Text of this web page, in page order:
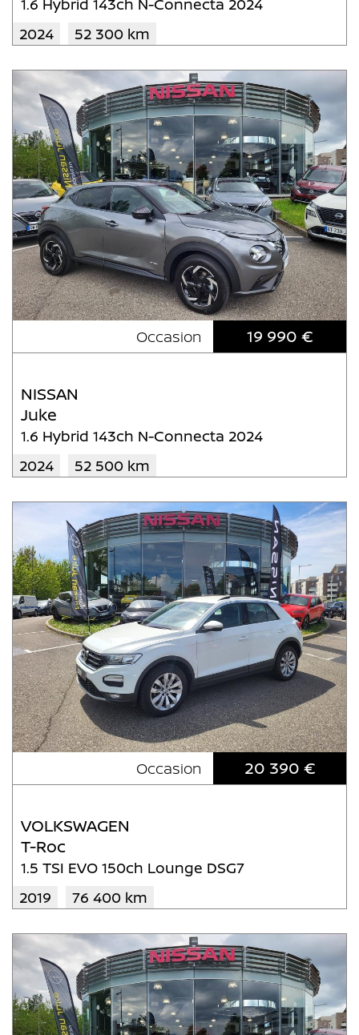
1.6 Hybrid 143ch N-Connecta 2024
2024
52 300 km
Occasion 19 990 €
NISSAN
Juke
1.6 Hybrid 143ch N-Connecta 2024
2024
52 500 km
Occasion 20 390 €
VOLKSWAGEN
T-Roc
1.5 TSI EVO 150ch Lounge DSG7
2019
76 400 km